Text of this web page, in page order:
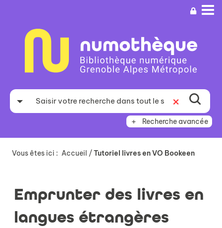
recherche
Recherche avancée
Vous êtes ici : Accueil /Tutoriel livres en VO Bookeen
Emprunter des livres en
langues étrangères